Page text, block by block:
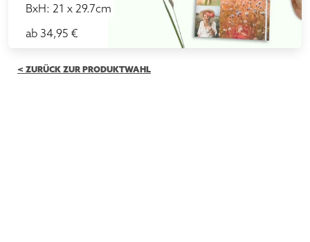
BxH: 21 x 29.7cm
ab 34,95 €
< ZURÜCK ZUR PRODUKTWAHL